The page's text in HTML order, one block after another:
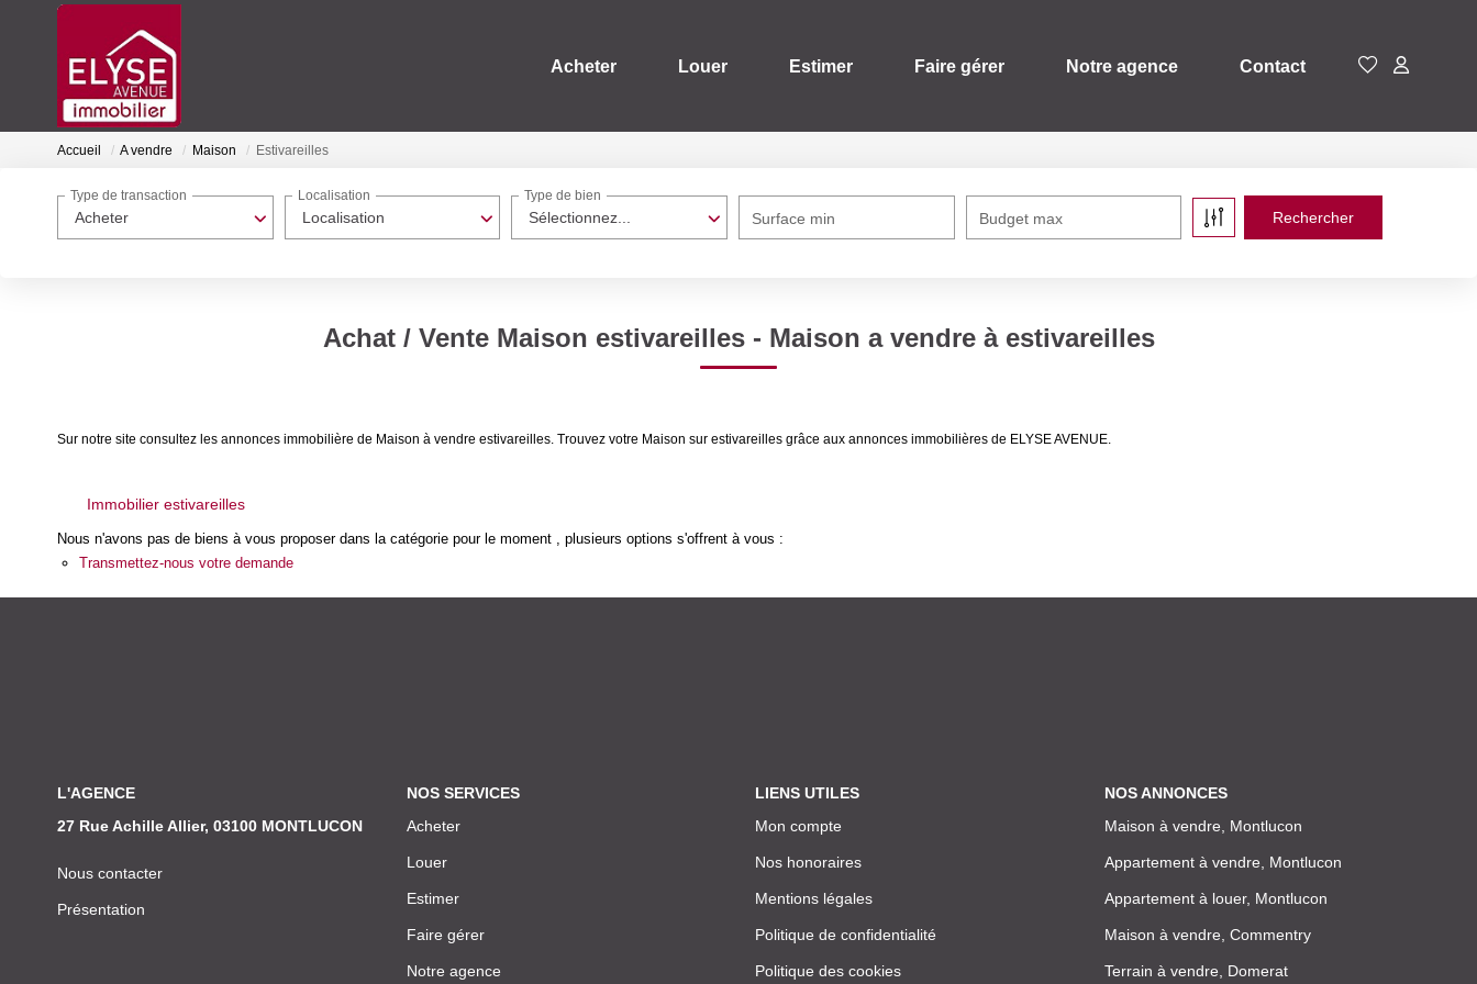
Acheter Louer Estimer Faire gérer Notre agence Contact
Accueil A vendre Maison Estivareilles
Acheter
Type de transaction
Localisation
Localisation
Sélectionnez...
Type de bien
Surface min Budget max
Achat / Vente Maison estivareilles - Maison a vendre à estivareilles
Sur notre site consultez les annonces immobilière de Maison à vendre estivareilles. Trouvez votre Maison sur estivareilles grâce aux annonces immobilières de ELYSE AVENUE.
Immobilier estivareilles
Nous n'avons pas de biens à vous proposer dans la catégorie pour le moment , plusieurs options s'offrent à vous :
Transmettez-nous votre demande
L'AGENCE
27 Rue Achille Allier, 03100 MONTLUCON
Nous contacter
Présentation
NOS SERVICES
Acheter
Louer
Estimer
Faire gérer
Notre agence
LIENS UTILES
Mon compte
Nos honoraires
Mentions légales
Politique de confidentialité
Politique des cookies
NOS ANNONCES
Maison à vendre, Montlucon
Appartement à vendre, Montlucon
Appartement à louer, Montlucon
Maison à vendre, Commentry
Terrain à vendre, Domerat